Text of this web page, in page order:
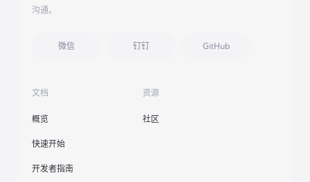
沟通。
微信 钉钉 GitHub
文档
概览
快速开始
开发者指南
资源
社区